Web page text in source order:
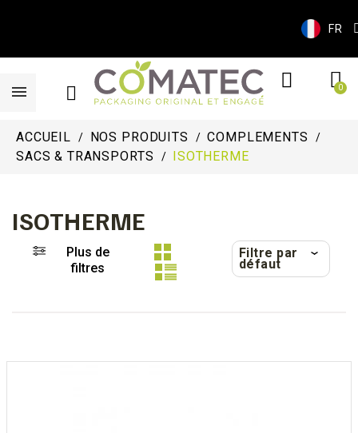
FR
ACCUEIL NOS PRODUITS
COMPLEMENTS
SACS & TRANSPORTS
ISOTHERME
ISOTHERME
Plus de
filtres
Filtre par
défaut